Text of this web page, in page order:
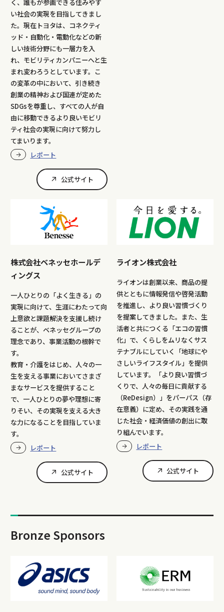
く、誰もが参画できる住みやす
い社会の実現を目指してきまし
た。現在トヨタは、コネクティ
ッド・自動化・電動化などの新
しい技術分野にも一層力を入
れ、モビリティカンパニーへと生
まれ変わろうとしています。こ
の変革の中において、引き続き
創業の精神および国連が定めた
SDGsを尊重し、すべての人が自
由に移動できるより良いモビリ
ティ社会の実現に向けて努力し
てまいります。
レポート
公式サイト
株式会社ベネッセホールデ
ィングス
一人ひとりの「よく生きる」の
実現に向けて、生涯にわたって向
上意欲と課題解決を支援し続け
ることが、ベネッセグループの
理念であり、事業活動の根幹で
す。
教育・介護をはじめ、人々の一
生を支える事業においてさまざ
まなサービスを提供すること
で、一人ひとりの夢や理想に寄
りそい、その実現を支える大き
な力になることを目指していま
す。
レポート
公式サイト
ライオン株式会社
ライオンは創業以来、商品の提
供とともに情報発信や啓発活動
を推進し、より良い習慣づくり
を提案してきました。また、生
活者と共につくる「エコの習慣
化」で、くらしをムリなくサス
テナブルにしていく「地球にや
さしいライフスタイル」を提供
しています。「より良い習慣づ
くりで、人々の毎日に貢献する
（ReDesign）」をパーパス（存
在意義）に定め、その実践を通
じた社会・経済価値の創出に取
り組んでいます。
レポート
公式サイト
Bronze Sponsors